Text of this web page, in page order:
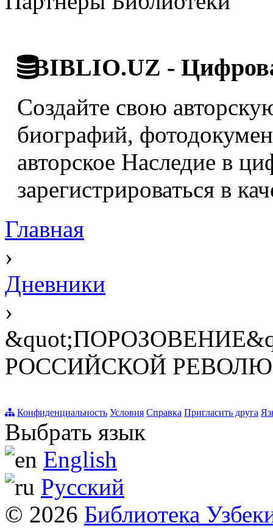
BIBLIO.UZ -
Создайте свою
биографий,
авторское Наследие в
зарегистрироваться в
Главная
›
Дневники
›
РОССИЙСКОЙ
Конфиденциальность Условия Справка Пригласить друга
Выбрать язык
English
Русский
© 2026 Библиотека